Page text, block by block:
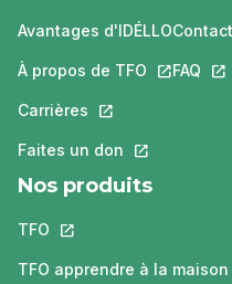
Avantages d'IDÉLLO
À propos de TFO Ce lien
Carrières Ce lien s'ouvrira
Faites un don Ce lien
FAQ
Nos produits
TFO Ce lien s'ouvrira dans
TFO apprendre à la maison